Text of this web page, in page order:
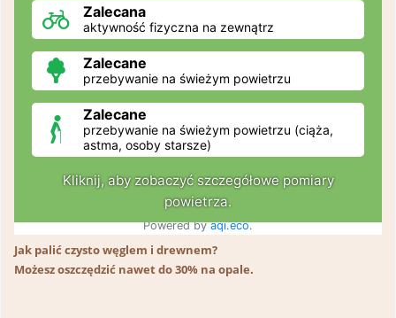
Jak palić czysto węglem i drewnem?
Możesz oszczędzić nawet do 30% na opale.